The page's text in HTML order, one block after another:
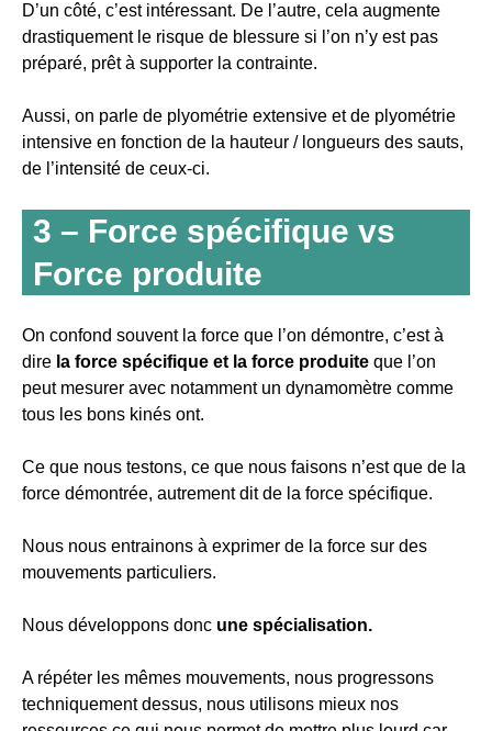
D’un côté, c’est intéressant. De l’autre, cela augmente
drastiquement le risque de blessure si l’on n’y est pas
préparé, prêt à supporter la contrainte.
Aussi, on parle de plyométrie extensive et de plyométrie
intensive en fonction de la hauteur / longueurs des sauts,
de l’intensité de ceux-ci.
3 – Force spécifique vs
Force produite
On confond souvent la force que l’on démontre, c’est à
dire la force spécifique et la force produite que l’on
peut mesurer avec notamment un dynamomètre comme
tous les bons kinés ont.
Ce que nous testons, ce que nous faisons n’est que de la
force démontrée, autrement dit de la force spécifique.
Nous nous entrainons à exprimer de la force sur des
mouvements particuliers.
Nous développons donc une spécialisation.
A répéter les mêmes mouvements, nous progressons
techniquement dessus, nous utilisons mieux nos